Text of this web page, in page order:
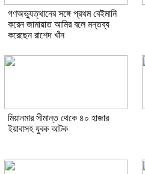
গণঅভ্যুত্থানের সঙ্গে প্রথম বেইমানি
করেন জামায়াত আমির বলে মন্তব্য
করেছেন রাশেদ খাঁন
মিয়ানমার সীমান্ত থেকে ৪০ হাজার
ইয়াবাসহ যুবক আটক